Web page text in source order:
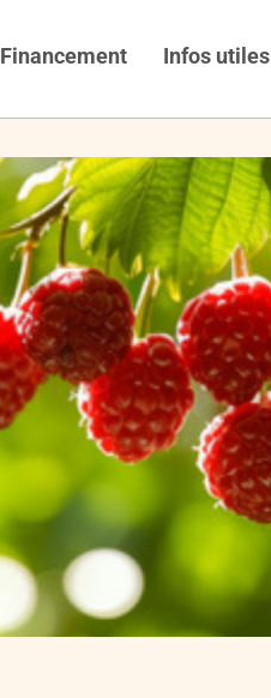
Financement Infos utiles